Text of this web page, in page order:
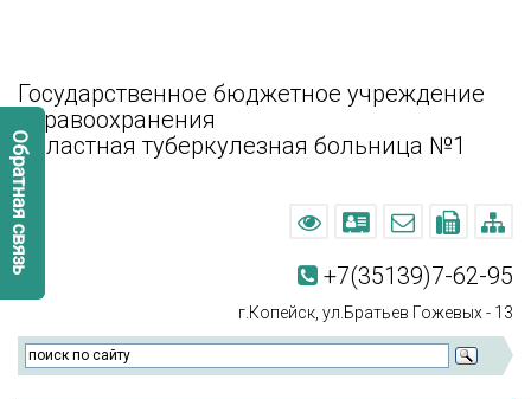
Государственное бюджетное учреждение
здравоохранения
Областная туберкулезная больница №1
+7(35139)7-62-95
г.Копейск, ул.Братьев Гожевых - 13
Обратная связь